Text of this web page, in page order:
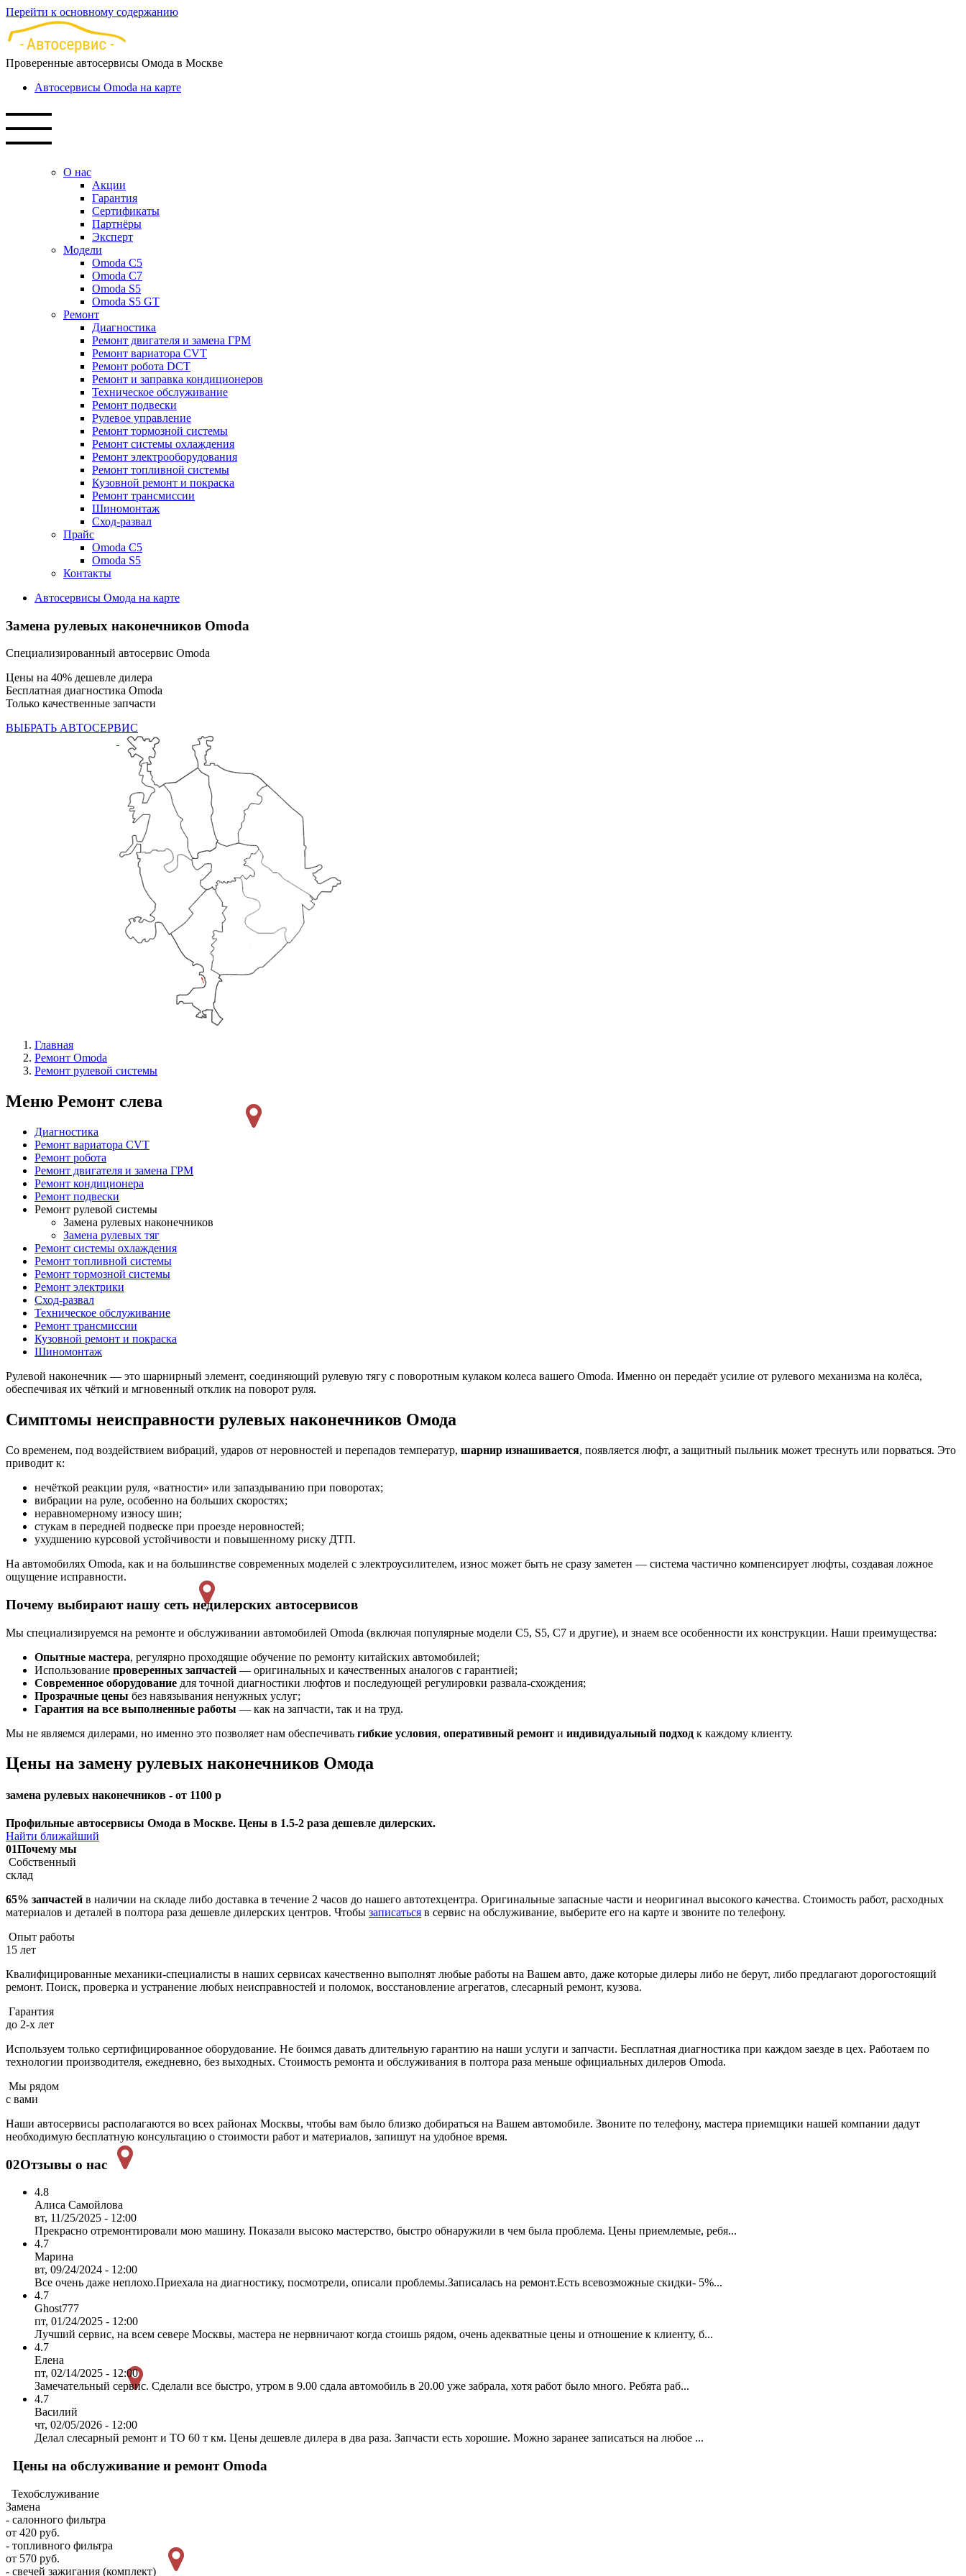
Перейти к основному содержанию
Проверенные автосервисы Омода в Москве
Автосервисы Omoda на карте
О нас
Акции
Гарантия
Сертификаты
Партнёры
Эксперт
Модели
Omoda C5
Omoda C7
Omoda S5
Omoda S5 GT
Ремонт
Диагностика
Ремонт двигателя и замена ГРМ
Ремонт вариатора CVT
Ремонт робота DCT
Ремонт и заправка кондиционеров
Техническое обслуживание
Ремонт подвески
Рулевое управление
Ремонт тормозной системы
Ремонт системы охлаждения
Ремонт электрооборудования
Ремонт топливной системы
Кузовной ремонт и покраска
Ремонт трансмиссии
Шиномонтаж
Сход-развал
Прайс
Omoda C5
Omoda S5
Контакты
Автосервисы Омода на карте
Замена рулевых наконечников Omoda
Специализированный автосервис Omoda
Цены на 40% дешевле дилера
Бесплатная диагностика Omoda
Только качественные запчасти
ВЫБРАТЬ АВТОСЕРВИС
Главная
Ремонт Omoda
Ремонт рулевой системы
Меню Ремонт слева
Диагностика
Ремонт вариатора CVT
Ремонт робота
Ремонт двигателя и замена ГРМ
Ремонт кондиционера
Ремонт подвески
Ремонт рулевой системы
Замена рулевых наконечников
Замена рулевых тяг
Ремонт системы охлаждения
Ремонт топливной системы
Ремонт тормозной системы
Ремонт электрики
Сход-развал
Техническое обслуживание
Ремонт трансмиссии
Кузовной ремонт и покраска
Шиномонтаж
Рулевой наконечник — это шарнирный элемент, соединяющий рулевую тягу с поворотным кулаком колеса вашего Omoda. Именно он передаёт усилие от рулевого механизма на колёса,
обеспечивая их чёткий и мгновенный отклик на поворот руля.
Симптомы неисправности рулевых наконечников Омода
Со временем, под воздействием вибраций, ударов от неровностей и перепадов температур, шарнир изнашивается, появляется люфт, а защитный пыльник может треснуть или порваться. Это
приводит к:
нечёткой реакции руля, «ватности» или запаздыванию при поворотах;
вибрации на руле, особенно на больших скоростях;
неравномерному износу шин;
стукам в передней подвеске при проезде неровностей;
ухудшению курсовой устойчивости и повышенному риску ДТП.
На автомобилях Omoda, как и на большинстве современных моделей с электроусилителем, износ может быть не сразу заметен — система частично компенсирует люфты, создавая ложное
ощущение исправности.
Почему выбирают нашу сеть недилерских автосервисов
Мы специализируемся на ремонте и обслуживании автомобилей Omoda (включая популярные модели C5, S5, C7 и другие), и знаем все особенности их конструкции. Наши преимущества:
Опытные мастера, регулярно проходящие обучение по ремонту китайских автомобилей;
Использование проверенных запчастей — оригинальных и качественных аналогов с гарантией;
Современное оборудование для точной диагностики люфтов и последующей регулировки развала-схождения;
Прозрачные цены без навязывания ненужных услуг;
Гарантия на все выполненные работы — как на запчасти, так и на труд.
Мы не являемся дилерами, но именно это позволяет нам обеспечивать гибкие условия, оперативный ремонт и индивидуальный подход к каждому клиенту.
Цены на замену рулевых наконечников Омода
замена рулевых наконечников - от 1100 р
Профильные автосервисы Омода в Москве. Цены в 1.5-2 раза дешевле дилерских.
Найти ближайший
01Почему мы
Собственный
склад
65% запчастей в наличии на складе либо доставка в течение 2 часов до нашего автотехцентра. Оригинальные запасные части и неоригинал высокого качества. Стоимость работ, расходных
материалов и деталей в полтора раза дешевле дилерских центров. Чтобы записаться в сервис на обслуживание, выберите его на карте и звоните по телефону.
Опыт работы
15 лет
Квалифицированные механики-специалисты в наших сервисах качественно выполнят любые работы на Вашем авто, даже которые дилеры либо не берут, либо предлагают дорогостоящий
ремонт. Поиск, проверка и устранение любых неисправностей и поломок, восстановление агрегатов, слесарный ремонт, кузова.
Гарантия
до 2-х лет
Используем только сертифицированное оборудование. Не боимся давать длительную гарантию на наши услуги и запчасти. Бесплатная диагностика при каждом заезде в цех. Работаем по
технологии производителя, ежедневно, без выходных. Cтоимость ремонта и обслуживания в полтора раза меньше официальных дилеров Omoda.
Мы рядом
с вами
Наши автосервисы располагаются во всех районах Москвы, чтобы вам было близко добираться на Вашем автомобиле. Звоните по телефону, мастера приемщики нашей компании дадут
необходимую бесплатную консультацию о стоимости работ и материалов, запишут на удобное время.
02Отзывы о нас
4.8
Алиса Самойлова
вт, 11/25/2025 - 12:00
Прекрасно отремонтировали мою машину. Показали высоко мастерство, быстро обнаружили в чем была проблема. Цены приемлемые, ребя...
4.7
Марина
вт, 09/24/2024 - 12:00
Все очень даже неплохо.Приехала на диагностику, посмотрели, описали проблемы.Записалась на ремонт.Есть всевозможные скидки- 5%...
4.7
Ghost777
пт, 01/24/2025 - 12:00
Лучший сервис, на всем севере Москвы, мастера не нервничают когда стоишь рядом, очень адекватные цены и отношение к клиенту, б...
4.7
Елена
пт, 02/14/2025 - 12:00
Замечательный сервис. Сделали все быстро, утром в 9.00 сдала автомобиль в 20.00 уже забрала, хотя работ было много. Ребята раб...
4.7
Василий
чт, 02/05/2026 - 12:00
Делал слесарный ремонт и ТО 60 т км. Цены дешевле дилера в два раза. Запчасти есть хорошие. Можно заранее записаться на любое ...
Цены на обслуживание и ремонт Omoda
Техобслуживание
Замена
- салонного фильтра
от 420 руб.
- топливного фильтра
от 570 руб.
- свечей зажигания (комплект)